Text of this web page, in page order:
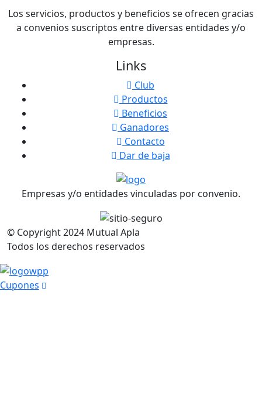
Los servicios, productos y beneficios se ofrecen gracias
a convenios suscriptos entre diversas entidades y/o
empresas.
Links
Club
Productos
Beneficios
Ganadores
Contacto
Dar de baja
Empresas y/o entidades vinculadas por convenio.
© Copyright2024 Mutual Apla
Todos los derechos reservados
Cupones